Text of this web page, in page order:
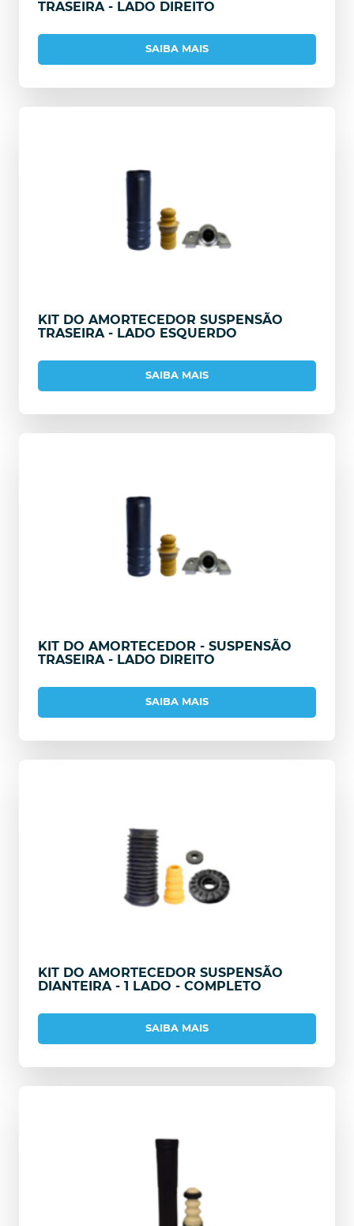
TRASEIRA - LADO DIREITO
SAIBA MAIS
KIT DO AMORTECEDOR SUSPENSÃO
TRASEIRA - LADO ESQUERDO
SAIBA MAIS
KIT DO AMORTECEDOR - SUSPENSÃO
TRASEIRA - LADO DIREITO
SAIBA MAIS
KIT DO AMORTECEDOR SUSPENSÃO
DIANTEIRA - 1 LADO - COMPLETO
SAIBA MAIS